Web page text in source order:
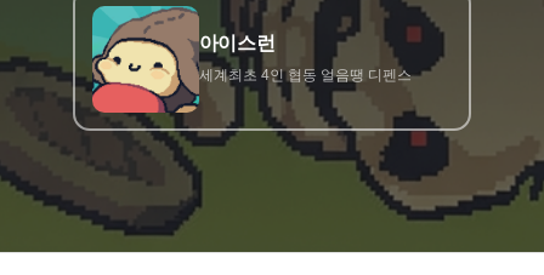
아이스런
세계최초 4인 협동 얼음땡 디펜스